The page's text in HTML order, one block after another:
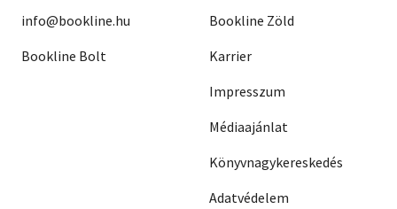
info@bookline.hu
Bookline Bolt
Bookline Zöld
Karrier
Impresszum
Médiaajánlat
Könyvnagykereskedés
Adatvédelem